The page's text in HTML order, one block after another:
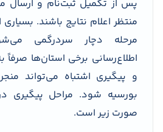
پس از تکمیل ثبت‌نام و ارسال
منتظر اعلام نتایج باشند.
مرحله دچار سردرگمی
اطلاع‌رسانی برخی استان‌ها صرفاً
و پیگیری اشتباه می‌تواند
بورسیه شود. مراحل پیگیری
صورت زیر است.